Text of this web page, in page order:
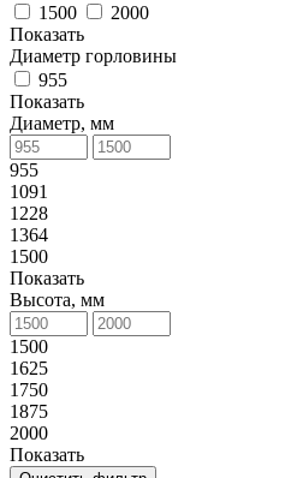
1500
2000
Показать
Диаметр горловины
955
Показать
Диаметр, мм
955
1091
1228
1364
1500
Показать
Высота, мм
1500
1625
1750
1875
2000
Показать